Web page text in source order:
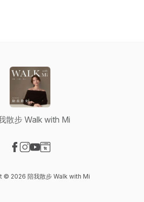
散步 Walk with Mi
© 2026 陪我散步 Walk with Mi